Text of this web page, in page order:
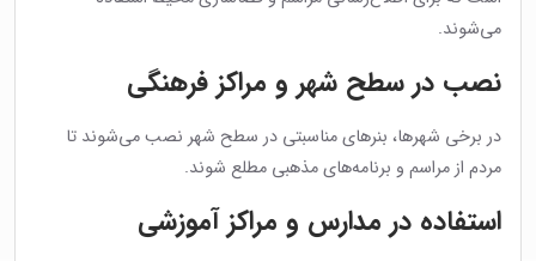
می‌شوند.
نصب در سطح شهر و مراکز فرهنگی
در برخی شهرها، بنرهای مناسبتی در سطح شهر نصب می‌شوند تا
مردم از مراسم و برنامه‌های مذهبی مطلع شوند.
استفاده در مدارس و مراکز آموزشی